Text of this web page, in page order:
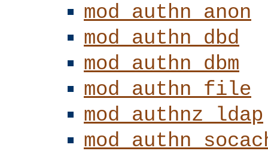
mod_authn_anon
mod_authn_dbd
mod_authn_dbm
mod_authn_file
mod_authnz_ldap